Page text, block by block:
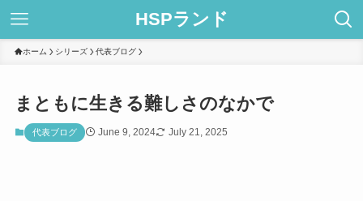
HSPランド
ホーム シリーズ 代表ブログ
まともに生きる難しさのなかで
代表ブログ June 9, 2024 July 21, 2025